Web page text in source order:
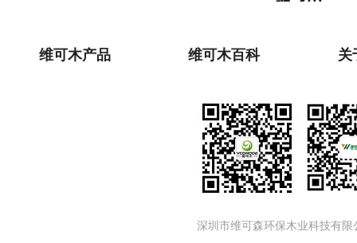
维可木产品 维可木百科 关
深圳市维可森环保木业科技有限